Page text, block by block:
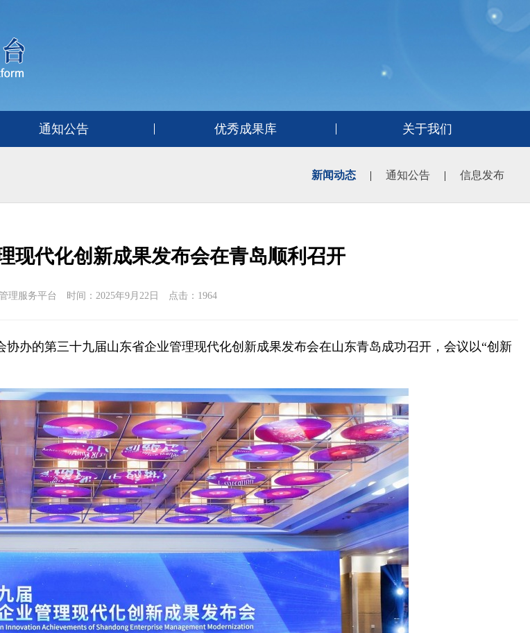
通知公告 优秀成果库 关于我们
新闻动态 | 通知公告 | 信息发布
现代化创新成果发布会在青岛顺利召开
理服务平台 时间：2025年9月22日 点击：1964
办的第三十九届山东省企业管理现代化创新成果发布会在山东青岛成功召开，会议以“创新